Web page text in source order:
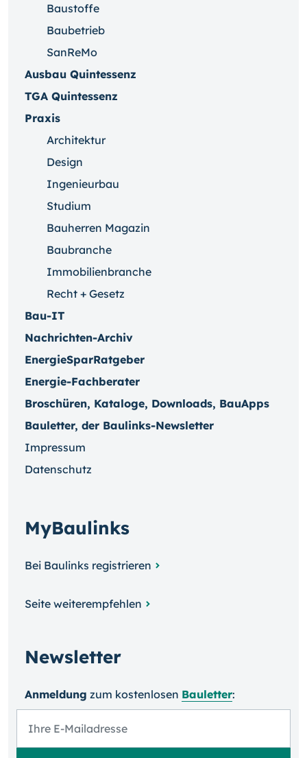
Baustoffe
Baubetrieb
SanReMo
Ausbau Quintessenz
TGA Quintessenz
Praxis
Architektur
Design
Ingenieurbau
Studium
Bauherren Magazin
Baubranche
Immobilienbranche
Recht + Gesetz
Bau-IT
Nachrichten-Archiv
EnergieSparRatgeber
Energie-Fachberater
Broschüren, Kataloge, Downloads, BauApps
Bauletter, der Baulinks-Newsletter
Impressum
Datenschutz
MyBaulinks
Bei Baulinks registrieren
Seite weiterempfehlen
Newsletter
Anmeldung zum kosten­losen Bauletter: